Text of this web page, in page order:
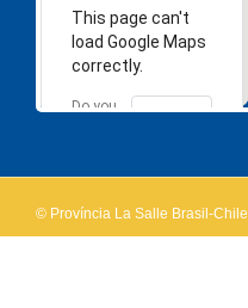
This page can't
load Google Maps
correctly.
Do you
OK
© Província La Salle Brasil-Chile